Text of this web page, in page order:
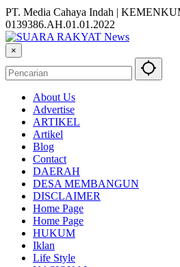
PT. Media Cahaya Indah |
0139386.AH.01.01.2022
×
About Us
Advertise
ARTIKEL
Artikel
Blog
Contact
DAERAH
DESA MEMBANGUN
DISCLAIMER
Home Page
Home Page
HUKUM
Iklan
Life Style